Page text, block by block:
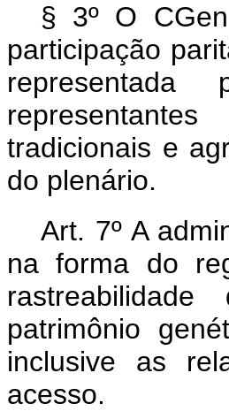
§ 3º O
participação
tradicionais e
do plenário.
Art. 7º A
na forma do
patrimônio
inclusive as
acesso.